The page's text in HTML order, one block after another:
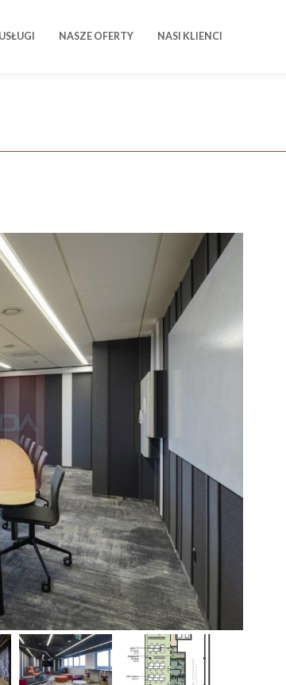
USŁUGI NASZE OFERTY NASI KLIENCI